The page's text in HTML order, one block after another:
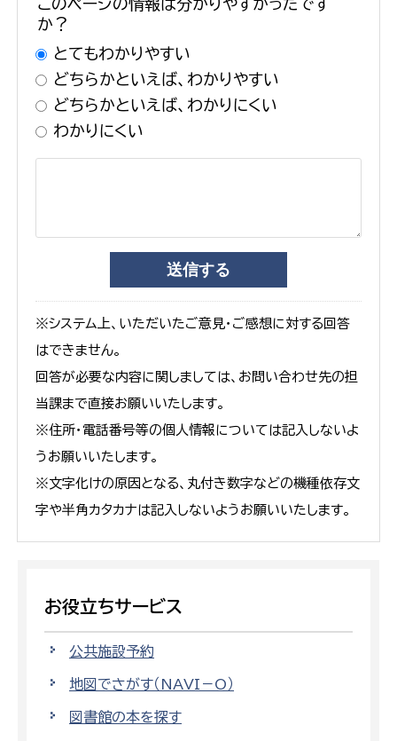
このページの情報は分かりやすかったです
か？
とてもわかりやすい
どちらかといえば、わかりやすい
どちらかといえば、わかりにくい
わかりにくい
※システム上、いただいたご意見・ご感想に対する回答
はできません。
回答が必要な内容に関しましては、お問い合わせ先の担
当課まで直接お願いいたします。
※住所・電話番号等の個人情報については記入しないよ
うお願いいたします。
※文字化けの原因となる、丸付き数字などの機種依存文
字や半角カタカナは記入しないようお願いいたします。
お役立ちサービス
公共施設予約
地図でさがす（NAVI－O）
図書館の本を探す